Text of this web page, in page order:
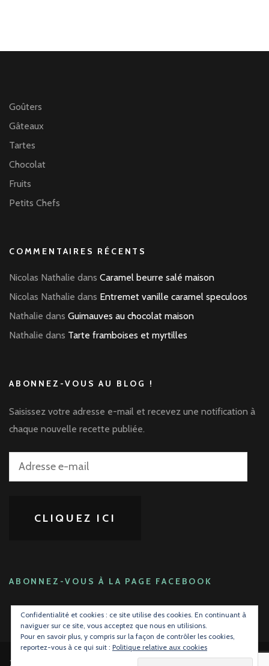
Goûters
Gâteaux
Tartes
Chocolat
Fruits
Petits Chefs
COMMENTAIRES RÉCENTS
Nicolas Nathalie dans Caramel beurre salé maison
Nicolas Nathalie dans Entremet vanille caramel speculoos
Nathalie dans Guimauves au chocolat maison
Nathalie dans Tarte framboises et myrtilles
ABONNEZ-VOUS AU BLOG !
Saisissez votre adresse e-mail et recevez une notification à
chaque nouvelle recette publiée.
Adresse
CLIQUEZ ICI
ABONNEZ-VOUS À LA PAGE FACEBOOK
2026 Copyright
Confidentialité et cookies : ce site utilise des cookies. En continuant à
naviguer sur ce site, vous acceptez que nous en utilisions.
Pour en savoir plus, y compris sur la façon de contrôler les cookies,
reportez-vous à ce qui suit : Politique relative aux cookies